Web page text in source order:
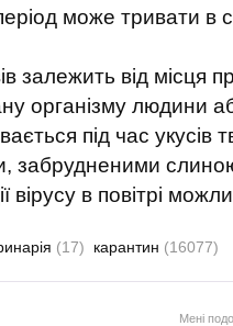
може тривати
залежить від місця
організму людини
під час
забрудненими
вірусу в повітрі
(17) карантин (16077)
Мені